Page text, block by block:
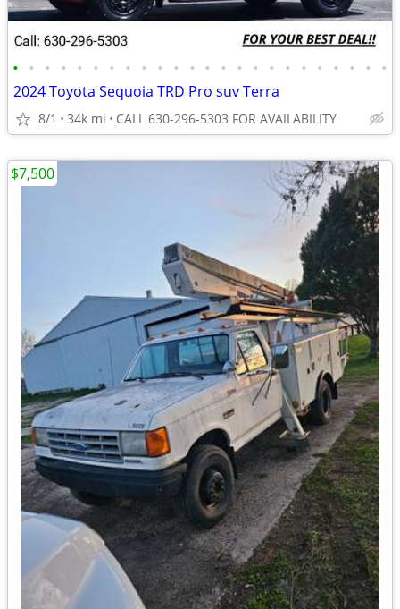
• • • • • • • • • • • • • • • • • • • • • • • •
2024 Toyota Sequoia TRD Pro suv Terra
8/1 34k mi CALL 630-296-5303 FOR AVAILABILITY
$7,500